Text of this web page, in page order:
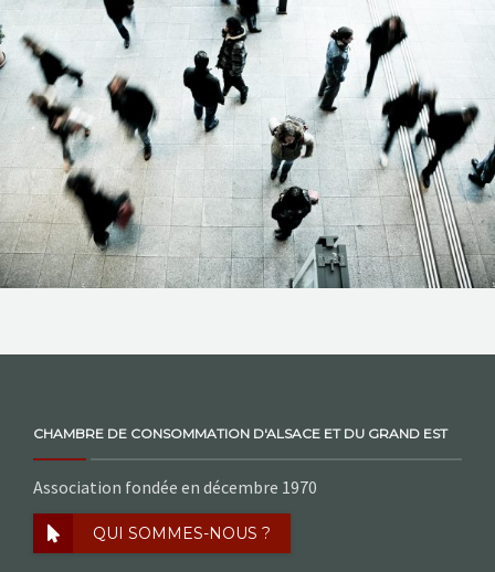
CONTACT
CHAMBRE DE CONSOMMATION D'ALSACE ET DU GRAND EST
Association fondée en décembre 1970
QUI SOMMES-NOUS ?